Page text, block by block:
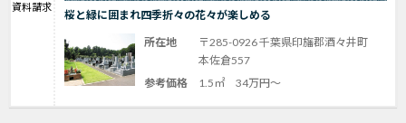
資料請求
桜と緑に囲まれ四季折々の花々が楽しめる
所在地
〒285-0926 千葉県印旛郡酒々井町
本佐倉557
参考価格
1.5㎡ 34万円～